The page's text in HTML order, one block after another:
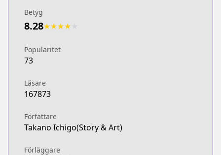
Betyg
8.28★★★★
Popularitet
73
Läsare
167873
Författare
Takano Ichigo(Story & Art)
Förläggare